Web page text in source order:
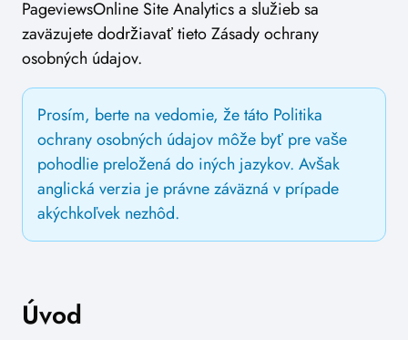
PageviewsOnline Site Analytics a služieb sa
zaväzujete dodržiavať tieto Zásady ochrany
osobných údajov.
Prosím, berte na vedomie, že táto Politika
ochrany osobných údajov môže byť pre vaše
pohodlie preložená do iných jazykov. Avšak
anglická verzia je právne záväzná v prípade
akýchkoľvek nezhôd.
Úvod